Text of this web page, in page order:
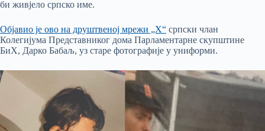
би живјело српско име.
Објавио је ово на друштвеној мрежи „X“ српски члан
Колегијума Представниког дома Парламентарне скупштине
БиХ, Дарко Бабаљ, уз старе фотографије у униформи.